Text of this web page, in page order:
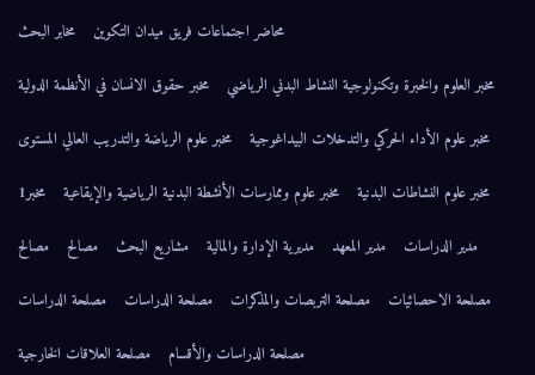
محاضر اجتماعات فريق ميدان التكوين
مخابر البحث
مخبر العلوم والخبرة وتكنولوجية النشاط البدني الرياضي
مخبر حقوق الانسان في الأنظمة الدولية
مخبر علوم الأداء الحركي والتدخلات البيداغوجية
مخبر علوم الرياضة والتدريب العالي المستوى
مخبر علوم النشاطات البدنية
مخبر علوم وممارسات الأنشطة البدنية الرياضية والإيقاعية
مخبر1
مدير الدراسات
مدير المعهد مديرية الإدارة والمالية مشاريع البحث مصالح
مصالح
مصلحة الاحصائيات
مصلحة التربصات والمذكرات مصلحة الدراسات
مصلحة الدراسات
مصلحة الدراسات والأقسام
مصلحة العلاقات الخارجية